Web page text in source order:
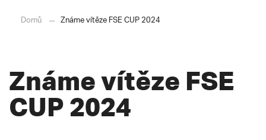
Domů Známe vítěze FSE CUP 2024
Známe vítěze FSE
CUP 2024